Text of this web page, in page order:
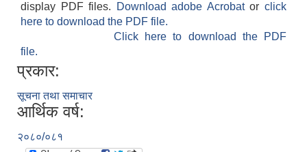
display PDF files.
Download adobe Acrobatorclick
here to download the PDF file.
Click here to download the PDF
file.
प्रकार:
सूचना तथा समाचार
आर्थिक वर्ष:
२०८०/०८१